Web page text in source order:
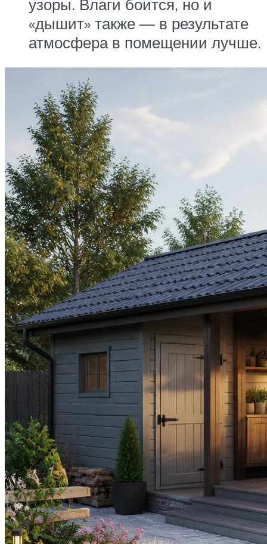
узоры. Влаги боится, но и
«дышит» также — в результате
атмосфера в помещении лучше.